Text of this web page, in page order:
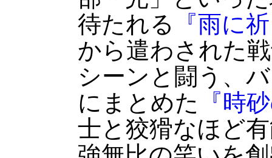
待たれる
『雨に
から遣わされた
シーンと闘う、
にまとめた
『時
士と狡猾なほど